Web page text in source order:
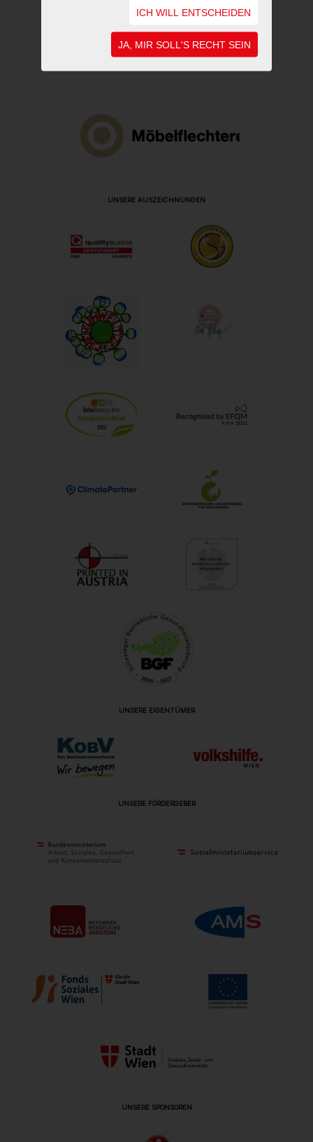
ICH WILL ENTSCHEIDEN
JA, MIR SOLL'S RECHT SEIN
UNSERE AUSZEICHNUNGEN
UNSERE EIGENTÜMER
UNSERE FÖRDERGEBER
UNSERE SPONSOREN